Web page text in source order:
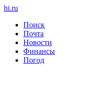
hi.ru
Поиск
Почта
Новости
Финансы
Погод